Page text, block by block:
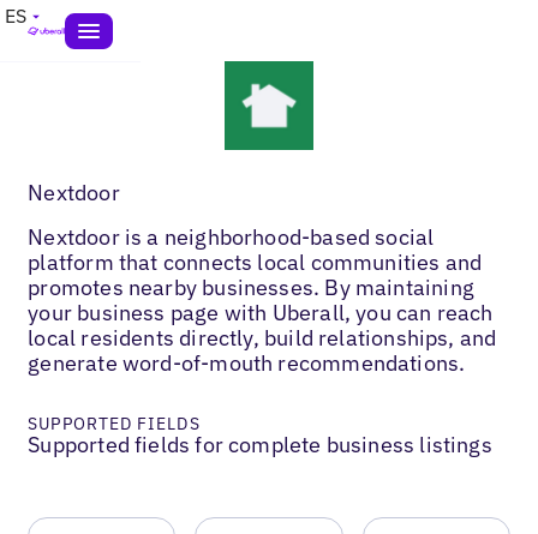
ES
Nextdoor
Nextdoor is a neighborhood-based social
platform that connects local communities and
promotes nearby businesses. By maintaining
your business page with Uberall, you can reach
local residents directly, build relationships, and
generate word-of-mouth recommendations.
SUPPORTED FIELDS
Supported fields for complete business listings